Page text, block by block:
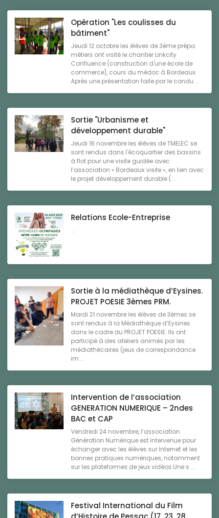
Opération "Les coulisses du
bâtiment"
Jeudi 12 octobre les élèves de 3ème prépa
métiers ont visité le chantier Linkcity
Confluence (construction d'une école de
commerce), cours du médoc à Bordeaux.
Après une présentation faite par le condu ...
Sortie "Urbanisme et
développement durable"
Jeudi 16 novembre les élèves de TMELEC se
sont rendus dans l'écoquartier des bassins
à flot pour une visite guidée avec
l’association « Bordeaux visite », en lien avec
le projet développement durable ( ...
Relations Ecole-Entreprise
...
Sortie à la médiathèque d’Eysines.
PROJET POESIE 3èmes PRM.
Mardi 21 novembre les élèves de 3èmes se
sont rendus à la Médiathèque d’Eysines
dans le cadre du PROJET POESIE. Ils ont
participé à des ateliers animés par les
médiathécaires (jeux de correspondance
im ...
Intervention de l’association
GENERATION NUMERIQUE – 2ndes
BAC et CAP
Vendredi 24 novembre, l’association
Génération Numérique est intervenue pour
échanger avec les élèves sur Internet et les
bonnes pratiques numériques, notamment
sur les plateformes de jeux vidéos.Une s ...
Festival International du Film